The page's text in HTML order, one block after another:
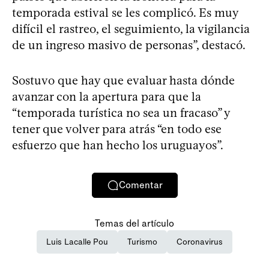
temporada estival se les complicó. Es muy
difícil el rastreo, el seguimiento, la vigilancia
de un ingreso masivo de personas”, destacó.
Sostuvo que hay que evaluar hasta dónde
avanzar con la apertura para que la
“temporada turística no sea un fracaso” y
tener que volver para atrás “en todo ese
esfuerzo que han hecho los uruguayos”.
Comentar
Temas del artículo
Luis Lacalle Pou Turismo Coronavirus